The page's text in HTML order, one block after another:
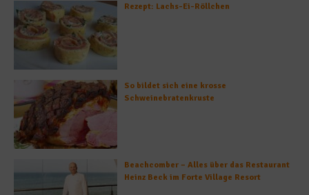
Rezept: Lachs-Ei-Röllchen
So bildet sich eine krosse
Schweinebratenkruste
Beachcomber – Alles über das Restaurant
Heinz Beck im Forte Village Resort